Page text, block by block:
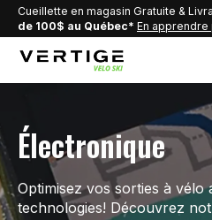
Cueillette en magasin Gratuite &
de 100$ au Québec* En apprendre
Électronique
Optimisez vos sorties à vélo
technologies! Découvrez